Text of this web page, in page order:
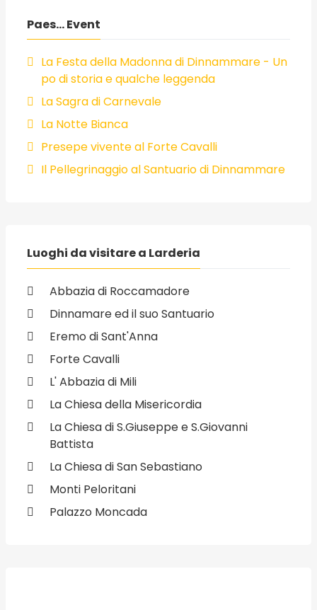
Paes... Event
La Festa della Madonna di Dinnammare - Un
po di storia e qualche leggenda
La Sagra di Carnevale
La Notte Bianca
Presepe vivente al Forte Cavalli
Il Pellegrinaggio al Santuario di Dinnammare
Luoghi da visitare a Larderia
Abbazia di Roccamadore
Dinnamare ed il suo Santuario
Eremo di Sant'Anna
Forte Cavalli
L' Abbazia di Mili
La Chiesa della Misericordia
La Chiesa di S.Giuseppe e S.Giovanni
Battista
La Chiesa di San Sebastiano
Monti Peloritani
Palazzo Moncada